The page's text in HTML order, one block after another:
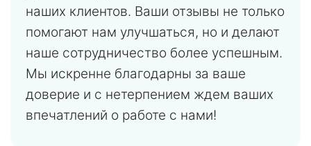
наших клиентов. Ваши отзывы не только
помогают нам улучшаться, но и делают
наше сотрудничество более успешным.
Мы искренне благодарны за ваше
доверие и с нетерпением ждем ваших
впечатлений о работе с нами!